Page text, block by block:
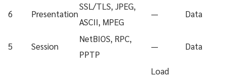
6 Presentation
SSL/TLS, JPEG,
ASCII, MPEG
— Data
5 Session
NetBIOS, RPC,
PPTP
— Data
Load